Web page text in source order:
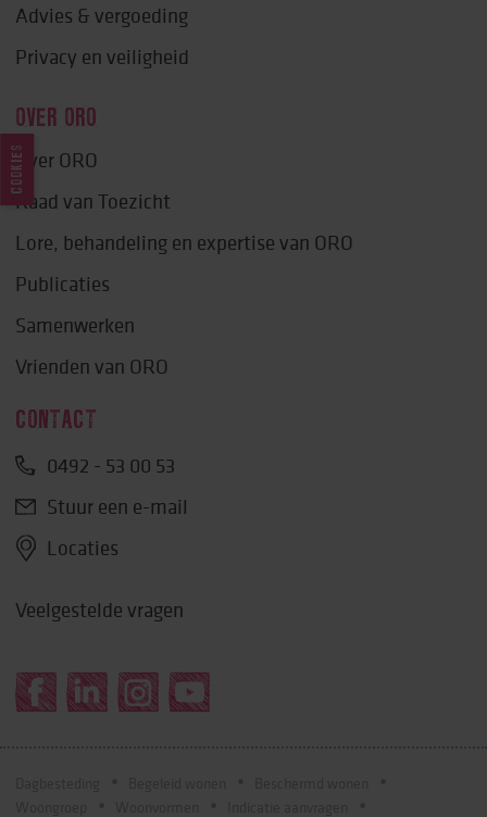
Advies & vergoeding
Privacy en veiligheid
OVER ORO
Over ORO
Raad van Toezicht
Lore, behandeling en expertise van ORO
Publicaties
Samenwerken
Vrienden van ORO
CONTACT
0492 - 53 00 53
Stuur een e-mail
Locaties
Veelgestelde vragen
COOKIES